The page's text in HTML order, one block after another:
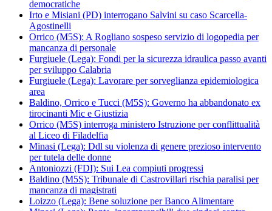
democratiche
Irto e Misiani (PD) interrogano Salvini su caso Scarcella-
Agostinelli
Orrico (M5S): A Rogliano sospeso servizio di logopedia per
mancanza di personale
Furgiuele (Lega): Fondi per la sicurezza idraulica passo avanti
per sviluppo Calabria
Furgiuele (Lega): Lavorare per sorveglianza epidemiologica
area
Baldino, Orrico e Tucci (M5S): Governo ha abbandonato ex
tirocinanti Mic e Giustizia
Orrico (M5S) interroga ministero Istruzione per conflittualità
al Liceo di Filadelfia
Minasi (Lega): Ddl su violenza di genere prezioso intervento
per tutela delle donne
Antoniozzi (FDI): Sui Lea compiuti progressi
Baldino (M5S): Tribunale di Castrovillari rischia paralisi per
mancanza di magistrati
Loizzo (Lega): Bene soluzione per Banco Alimentare